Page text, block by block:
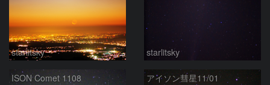
starlitsky starlitsky
ISON Comet 1108 アイソン彗星11/01